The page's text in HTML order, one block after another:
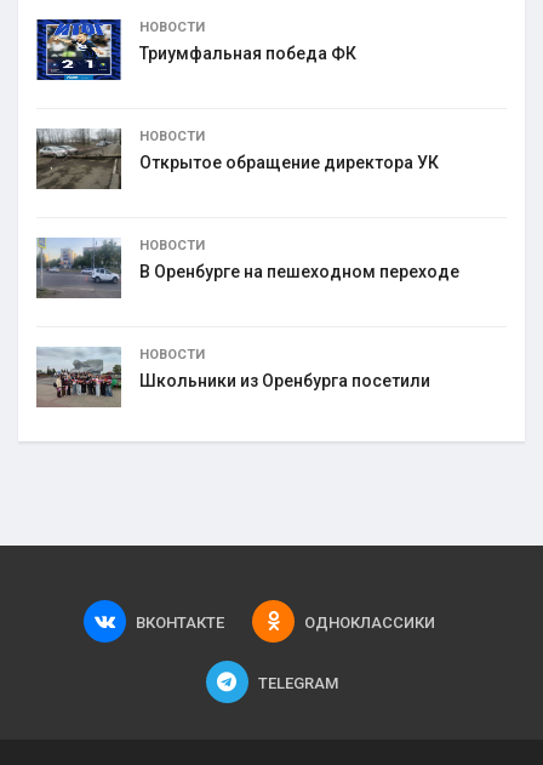
НОВОСТИ
Триумфальная победа ФК
НОВОСТИ
Открытое обращение директора УК
НОВОСТИ
В Оренбурге на пешеходном переходе
НОВОСТИ
Школьники из Оренбурга посетили
ВКОНТАКТЕ ОДНОКЛАССИКИ
TELEGRAM